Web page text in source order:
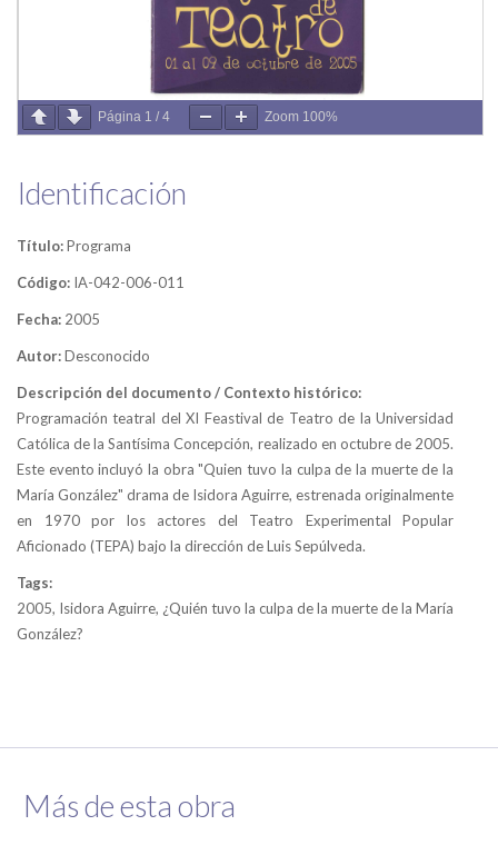
Página 1 / 4 Zoom 100%
Identificación
Título:Programa
Código: IA-042-006-011
Fecha: 2005
Autor:Desconocido
Descripción del documento / Contexto histórico:
Programación teatral del XI Feastival de Teatro de la Universidad
Católica de la Santísima Concepción, realizado en octubre de 2005.
Este evento incluyó la obra "Quien tuvo la culpa de la muerte de la
María González" drama de Isidora Aguirre, estrenada originalmente
en 1970 por los actores del Teatro Experimental Popular
Aficionado (TEPA) bajo la dirección de Luis Sepúlveda.
Tags:
2005, Isidora Aguirre, ¿Quién tuvo la culpa de la muerte de la María
González?
Más de esta obra